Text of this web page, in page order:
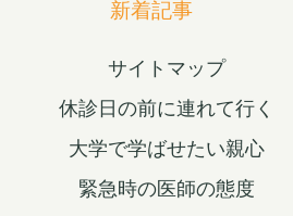
新着記事
サイトマップ
休診日の前に連れて行く
大学で学ばせたい親心
緊急時の医師の態度